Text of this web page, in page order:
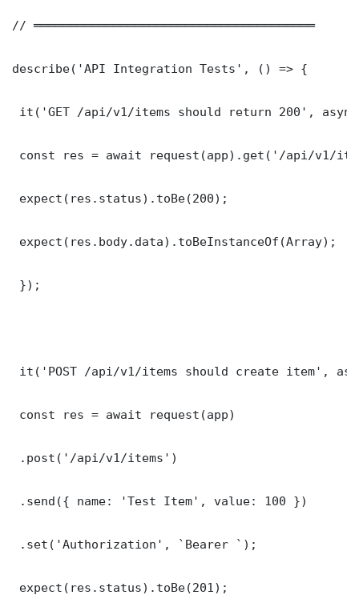
// ═══════════════════════════════════════
describe('API Integration Tests', () => {
it('GET /api/v1/items should return 200',
const res = await request(app).get('/api/v1/
expect(res.status).toBe(200);
expect(res.body.data).toBeInstanceOf(Array);
});
it('POST /api/v1/items should create item',
const res = await request(app)
.post('/api/v1/items')
.send({ name: 'Test Item', value: 100 })
.set('Authorization', `Bearer `);
expect(res.status).toBe(201);